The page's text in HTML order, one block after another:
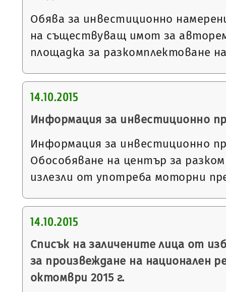
Обява за инвестиционно
на съществуващ имот за
площадка за разкомплектоване
14.10.2015
Информация за инвестиционно
Информация за инвестиционно
Обособяване на център за
излезли от употреба моторни
14.10.2015
Списък на заличените лица от
за произвеждане на национален
октомври 2015 г.